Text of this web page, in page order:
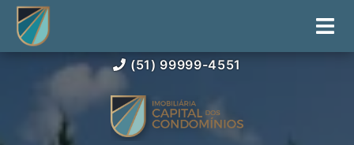
(51) 99999-4551